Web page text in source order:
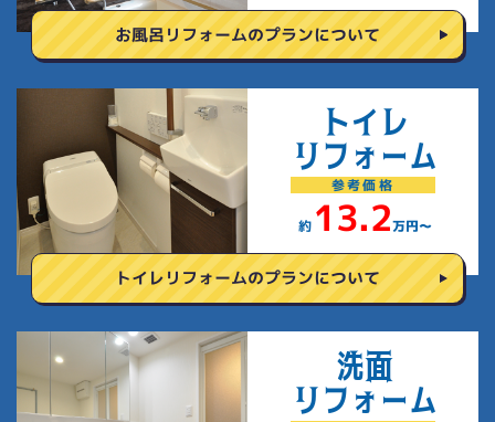
お風呂リフォームのプランについて
トイレ
リフォーム
参考価格
約 13.2万円〜
トイレリフォームのプランについて
洗面
リフォーム